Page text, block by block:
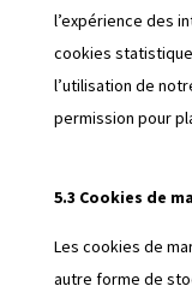
l’expérience des
cookies
l’utilisation de
permission pour
5.3 Cookies de
Les cookies de
autre forme de